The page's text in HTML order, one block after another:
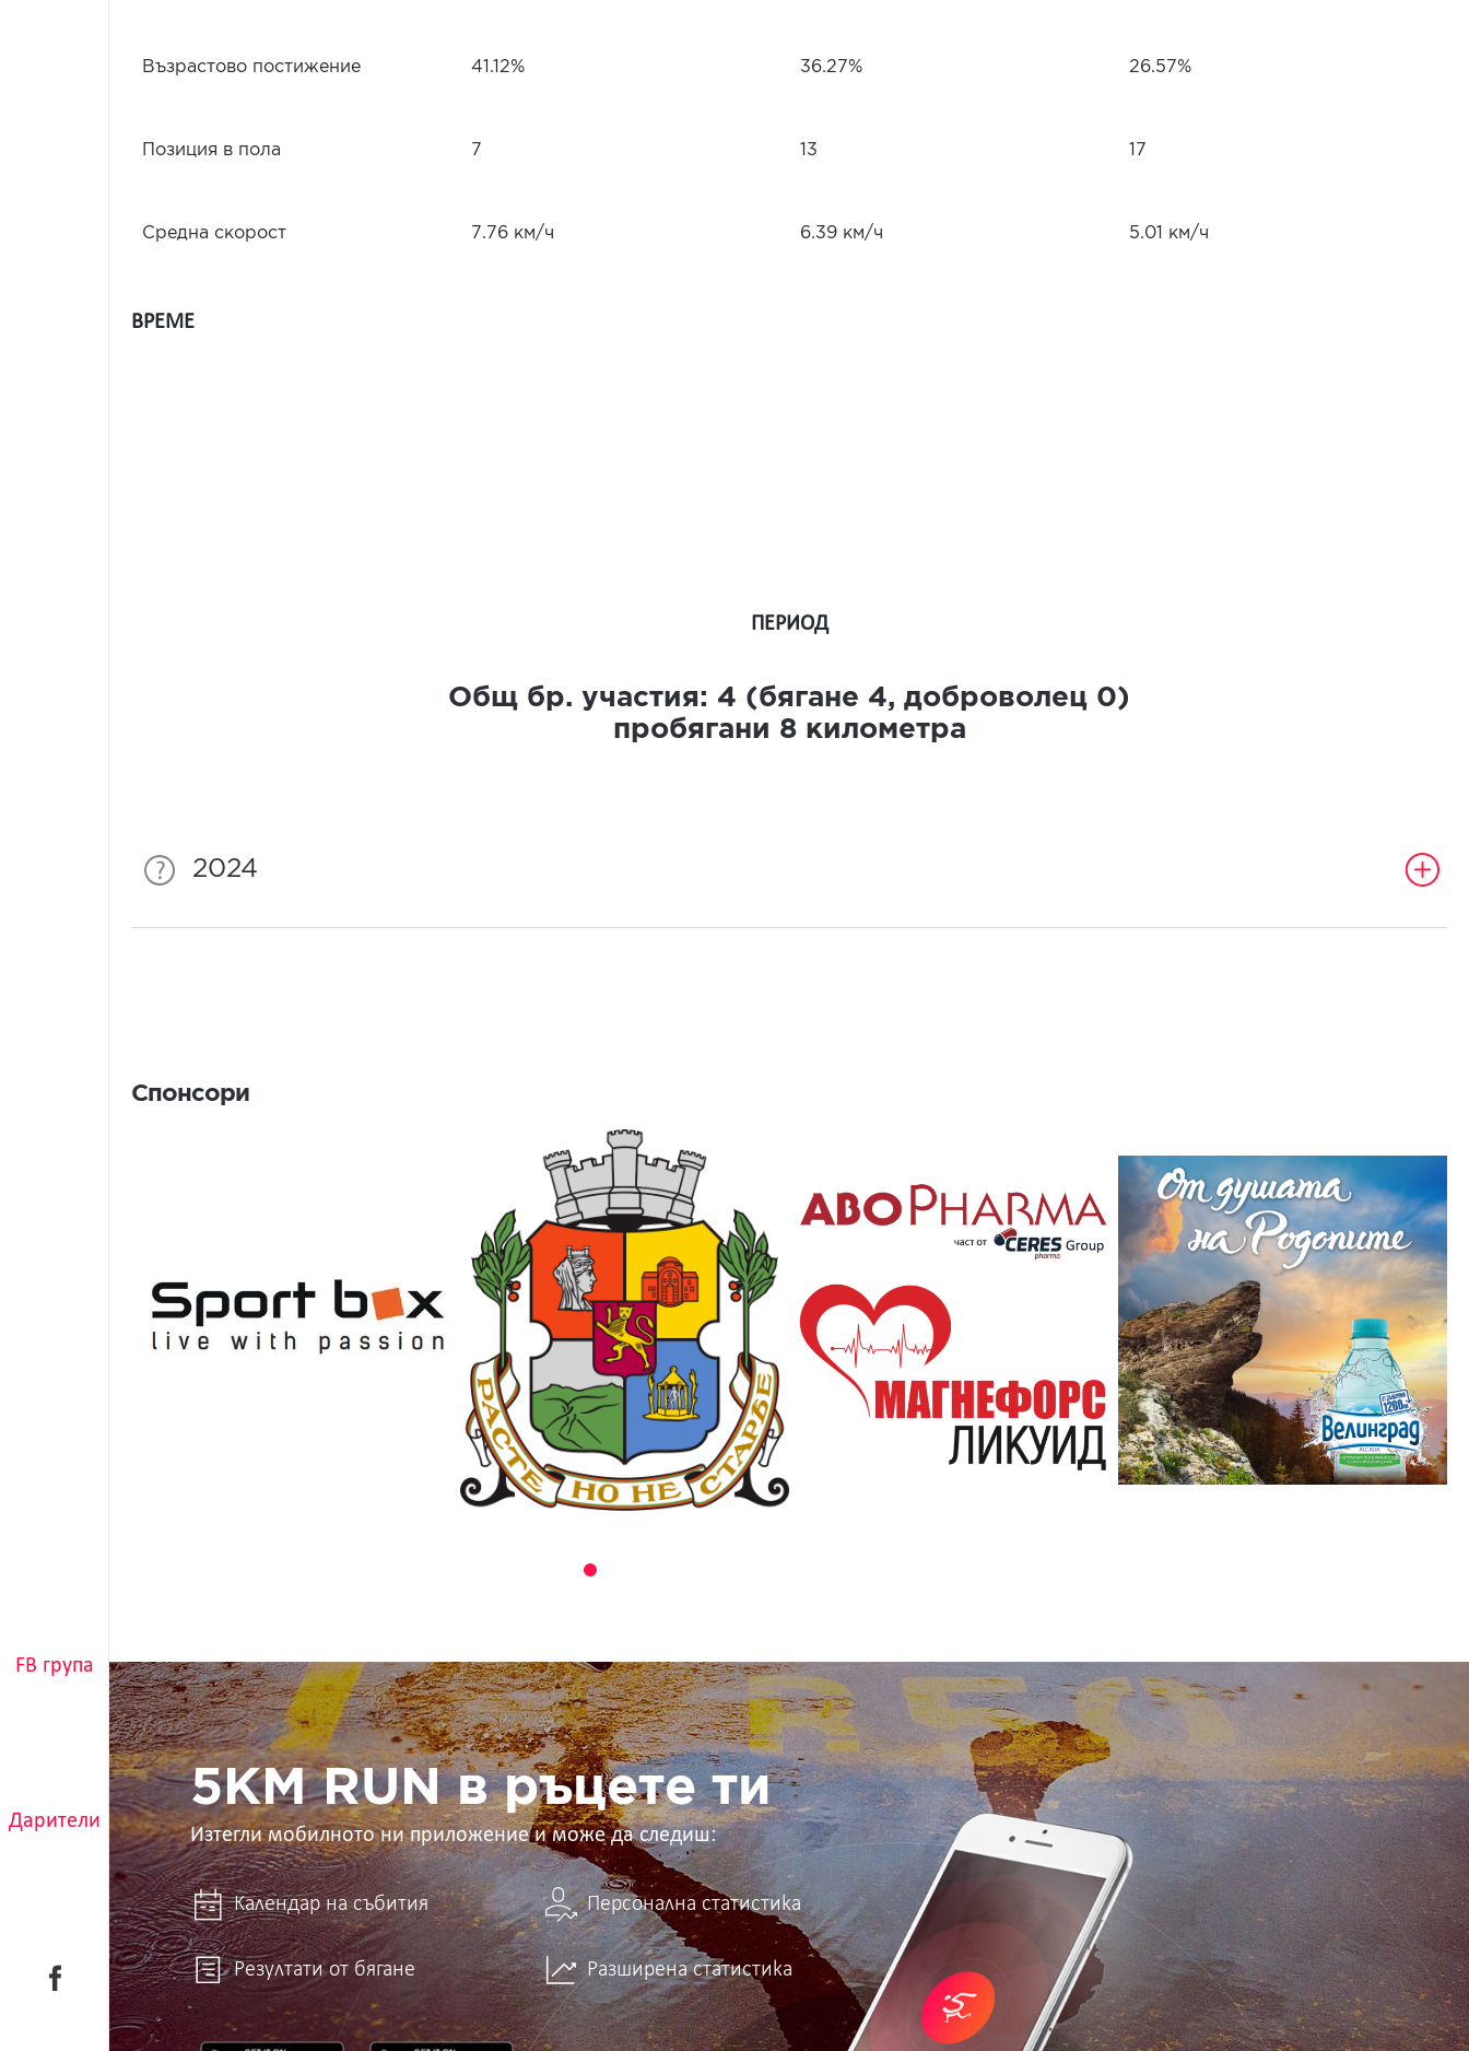
FB група
Дарители
Възрастово постижение 41.12% 36.27% 26.57%
Позиция в пола 7 13 17
Средна скорост 7.76 км/ч 6.39 км/ч 5.01 км/ч
ВРЕМЕ
ПЕРИОД
Общ бр. участия: 4 (бягане 4, доброволец 0)
пробягани 8километра
2024
Спонсори
5KM
RUN
в
ръцете
ти
5KM RUN в ръцете ти
Изтегли мобилното ни приложение и може да следиш:
Календар на събития Персонална статистика
Резултати от бягане Разширена статистика